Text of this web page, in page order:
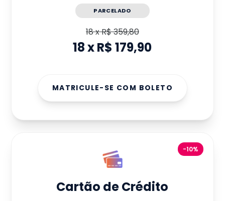
PARCELADO
18xR$ 359,80
18xR$ 179,90
MATRICULE-SE COM BOLETO
-10%
Cartão de Crédito